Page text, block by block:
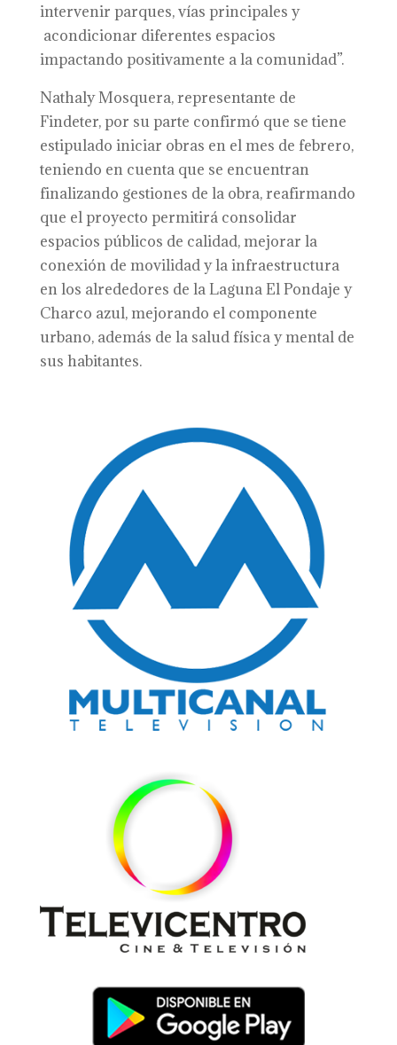
intervenir parques, vías principales y
acondicionar diferentes espacios
impactando positivamente a la comunidad”.
Nathaly Mosquera, representante de
Findeter, por su parte confirmó que se tiene
estipulado iniciar obras en el mes de febrero,
teniendo en cuenta que se encuentran
finalizando gestiones de la obra, reafirmando
que el proyecto permitirá consolidar
espacios públicos de calidad, mejorar la
conexión de movilidad y la infraestructura
en los alrededores de la Laguna El Pondaje y
Charco azul, mejorando el componente
urbano, además de la salud física y mental de
sus habitantes.